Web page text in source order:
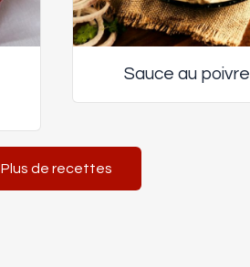
Sauce au poivre
Plus de recettes